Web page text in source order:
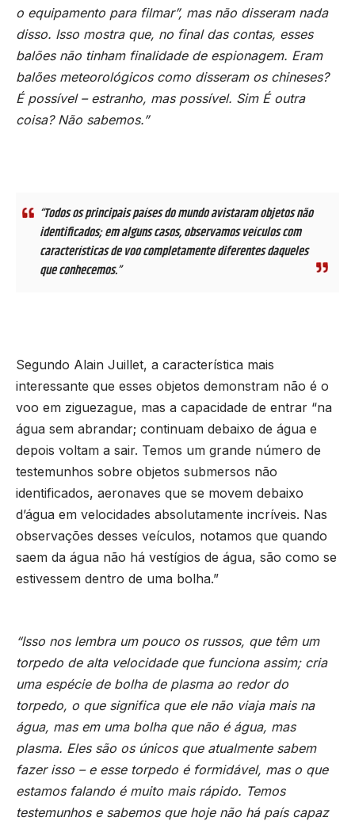
o equipamento para filmar”, mas não disseram nada
disso. Isso mostra que, no final das contas, esses
balões não tinham finalidade de espionagem. Eram
balões meteorológicos como disseram os chineses?
É possível – estranho, mas possível. Sim É outra
coisa? Não sabemos.”
“Todos os principais países do mundo avistaram objetos não
identificados; em alguns casos, observamos veículos com
características de voo completamente diferentes daqueles
que conhecemos.”
Segundo Alain Juillet, a característica mais
interessante que esses objetos demonstram não é o
voo em ziguezague, mas a capacidade de entrar “na
água sem abrandar; continuam debaixo de água e
depois voltam a sair. Temos um grande número de
testemunhos sobre objetos submersos não
identificados, aeronaves que se movem debaixo
d’água em velocidades absolutamente incríveis. Nas
observações desses veículos, notamos que quando
saem da água não há vestígios de água, são como se
estivessem dentro de uma bolha.”
“Isso nos lembra um pouco os russos, que têm um
torpedo de alta velocidade que funciona assim; cria
uma espécie de bolha de plasma ao redor do
torpedo, o que significa que ele não viaja mais na
água, mas em uma bolha que não é água, mas
plasma. Eles são os únicos que atualmente sabem
fazer isso – e esse torpedo é formidável, mas o que
estamos falando é muito mais rápido. Temos
testemunhos e sabemos que hoje não há país capaz